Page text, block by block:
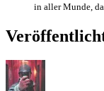
in aller Munde, da